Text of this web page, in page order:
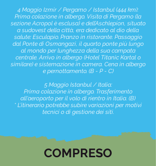
4 Maggio Izmir / Pergamo / Istanbul (444 km):
Prima colazione in albergo. Visita di Pergamo (la
sezione Acropol è esclusa) e dell’Aschlepion, situato
a sudovest della città, era dedicato al dio della
salute: Esculapio. Pranzo in ristorante. Passaggio
dal Ponte di Osmangazi, il quarto ponte più lungo
al mondo per lunghezza della sua campata
centrale. Arrivo in albergo (Hotel Titanic Kartal o
similare) e sistemazione in camera. Cena in albergo
e pernottamento. (B - P - C)
5 Maggio Istanbul / Italia:
Prima colazione in albergo. Trasferimento
all'aeroporto per il volo di rientro in Italia. (B)
* L’itinerario potrebbe subire variazioni per motivi
tecnici o di gestione dei siti.
COMPRESO